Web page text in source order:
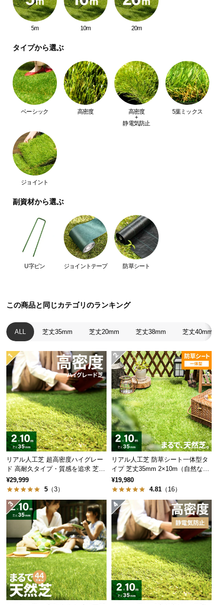
つ
い
梱
設
置
サ
ー
ス
に
つ
い
て
搬
に
返
セ
ル
に
つ
い
て
保
証
に
つ
い
会
規
約
に
つ
い
て
5m 10m 20m
タイプから選ぶ
ベーシック 高密度
高密度
+
静電気防止
5葉ミックス
ジョイント
副資材から選ぶ
U字ピン ジョイントテープ 防草シート
この商品と同じカテゴリのランキング
ALL 芝丈35mm 芝丈20mm 芝丈38mm 芝丈40mm
リアル人工芝 超高密度ハイグレー
ド 高耐久タイプ・質感を追求 芝丈
35mm 2×10m
¥29,999
5 （3）
リアル人工芝 防草シート一体型タ
イプ 芝丈35mm 2×10m（自然な見
た目追求・U字ピン付）
¥19,980
4.81 （16）